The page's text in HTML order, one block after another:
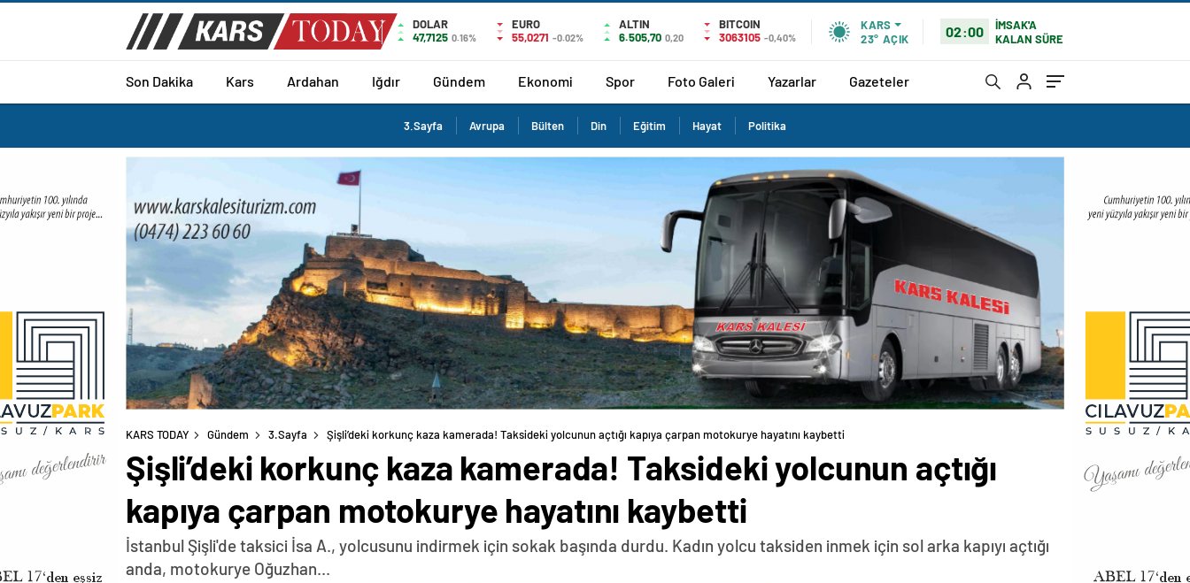
DOLAR
47,7125 0.16%
EURO
55,0271 -0.02%
ALTIN
6.505,70 0,20
BITCOIN
3063105 -0,40%
KARS
23° AÇIK 02:00
İMSAK'A
KALAN SÜRE
Son Dakika Kars Ardahan Iğdır Gündem Ekonomi Spor Foto Galeri Yazarlar Gazeteler
3.Sayfa Avrupa Bülten Din Eğitim Hayat Politika
KARS TODAY Gündem 3.Sayfa Şişli’deki korkunç kaza kamerada! Taksideki yolcunun açtığı kapıya çarpan motokurye hayatını kaybetti
Şişli’deki korkunç kaza kamerada! Taksideki yolcunun açtığı
kapıya çarpan motokurye hayatını kaybetti
İstanbul Şişli'de taksici İsa A., yolcusunu indirmek için sokak başında durdu. Kadın yolcu taksiden inmek için sol arka kapıyı açtığı
anda, motokurye Oğuzhan...